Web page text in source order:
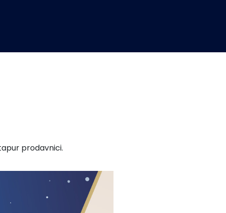
prodavnici.